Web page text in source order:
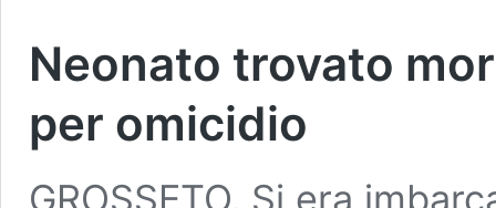
Neonato trovato
per omicidio
GROSSETO. Si era